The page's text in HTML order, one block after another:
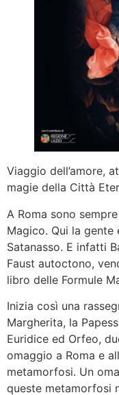
Viaggio dell’amore,
magie della Città
A Roma sono
Magico. Qui la
Satanasso. E infatti
Faust autoctono,
libro delle Formule
Inizia così una
Margherita, la
Euridice ed Orfeo,
omaggio a Roma e
metamorfosi. Un
queste metamorfosi